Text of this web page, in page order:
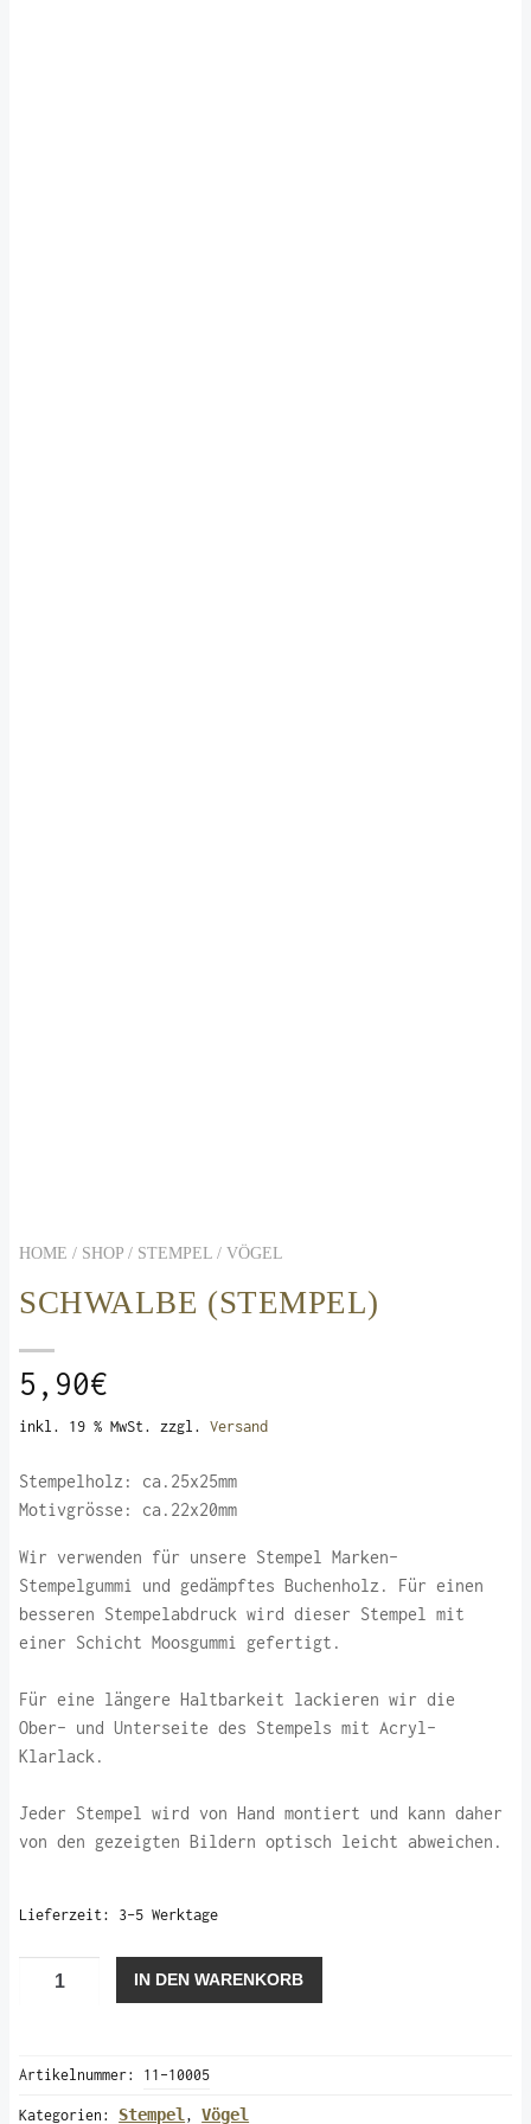
HOME / SHOP / STEMPEL /VÖGEL
SCHWALBE (STEMPEL)
5,90€
inkl. 19 % MwSt. zzgl.Versand
Stempelholz: ca.25x25mm
Motivgrösse: ca.22x20mm
Wir verwenden für unsere Stempel Marken-
Stempelgummi und gedämpftes Buchenholz. Für einen
besseren Stempelabdruck wird dieser Stempel mit
einer Schicht Moosgummi gefertigt.
Für eine längere Haltbarkeit lackieren wir die
Ober- und Unterseite des Stempels mit Acryl-
Klarlack.
Jeder Stempel wird von Hand montiert und kann daher
von den gezeigten Bildern optisch leicht abweichen.
Lieferzeit: 3-5 Werktage
Schwalbe
IN DEN WARENKORB
Artikelnummer: 11-10005
Kategorien: Stempel,Vögel